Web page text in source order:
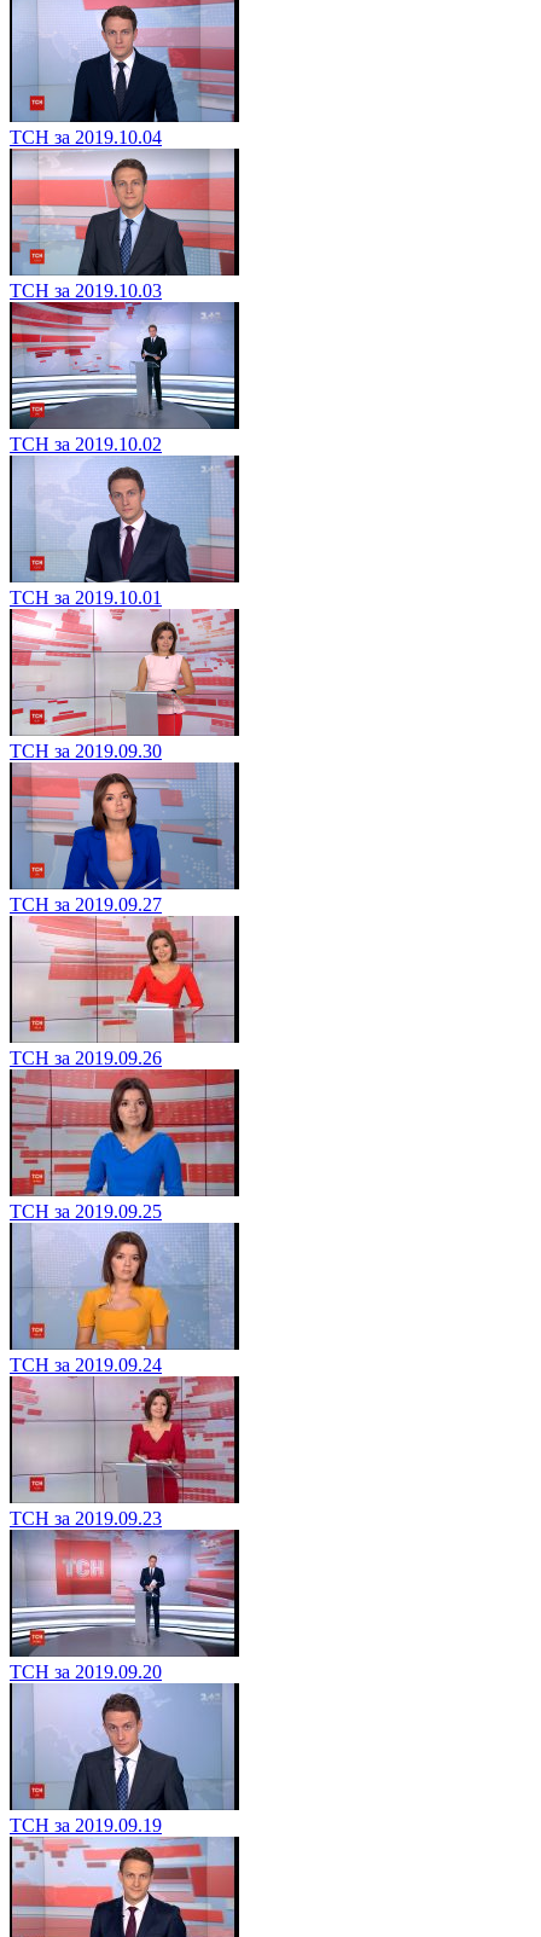
ТСН за 2019.10.04
ТСН за 2019.10.03
ТСН за 2019.10.02
ТСН за 2019.10.01
ТСН за 2019.09.30
ТСН за 2019.09.27
ТСН за 2019.09.26
ТСН за 2019.09.25
ТСН за 2019.09.24
ТСН за 2019.09.23
ТСН за 2019.09.20
ТСН за 2019.09.19